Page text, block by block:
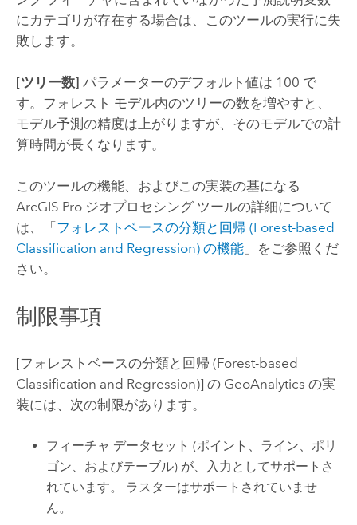
にカテゴリが存在する場合は、このツールの実行に失
敗します。
[ツリー数] パラメーターのデフォルト値は 100 で
す。フォレスト モデル内のツリーの数を増やすと、
モデル予測の精度は上がりますが、そのモデルでの計
算時間が長くなります。
このツールの機能、およびこの実装の基になる
ArcGIS Proジオプロセシング ツールの詳細について
は、「 フォレストベースの分類と回帰 (Forest-based
Classification and Regression) の機能」をご参照くだ
さい。
制限事項
[フォレストベースの分類と回帰 (Forest-based
Classification and Regression)] の GeoAnalytics の実
装には、次の制限があります。
フィーチャ データセット (ポイント、ライン、ポリ
ゴン、およびテーブル) が、入力としてサポートさ
れています。 ラスターはサポートされていませ
ん。